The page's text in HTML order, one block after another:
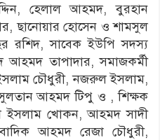
হেলাল আহমদ, বুরহান
ছানোয়ার হোসেন ও শামসুল
রশিদ, সাবেক ইউপি সদস্য
আহমদ তাপাদার, সমাজকর্মী
চৌধুরী, নজরুল ইসলাম,
আহমদ টিপু ও , শিক্ষক
ইসলাম খোকন, আহমদ সাদী
আহমদ রেজা চৌধুরী,